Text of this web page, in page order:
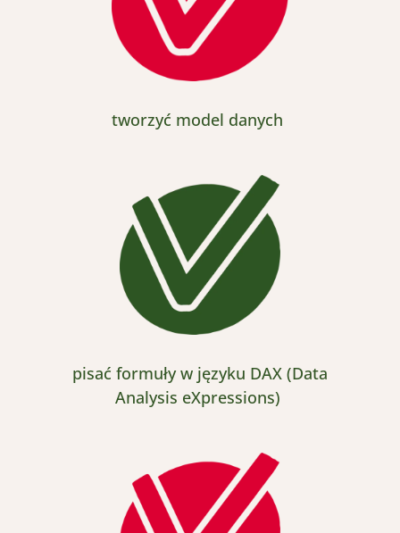
tworzyć model danych
pisać formuły w języku DAX (Data
Analysis eXpressions)